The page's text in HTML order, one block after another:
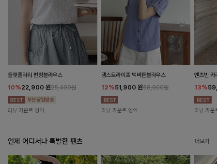
들렛플라워 펀칭블라우스
10%22,900 원25,400원
리뷰 카운트 영역
댕스트라이프 백버튼블라우스
12%51,900 원58,900원
리뷰 카운트 영역
엔즈빈
13%
리뷰 카운
언제 어디서나 특별한 팬츠 더보기